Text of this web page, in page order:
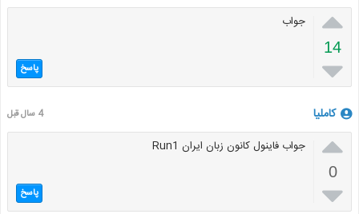

14

جواب
پاسخ
کاملیا 4 سال قبل

0

جواب فاینول کانون زبان ایران Run1
پاسخ